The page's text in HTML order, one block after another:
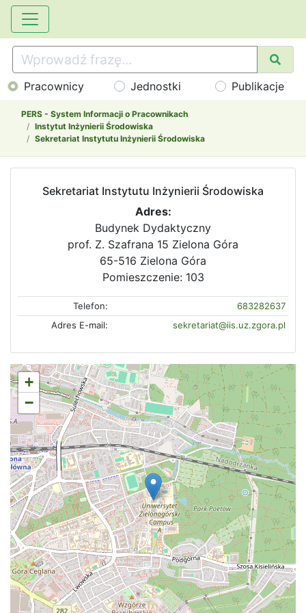
Pracownicy Jednostki Publikacje
PERS - System Informacji o Pracownikach
Instytut Inżynierii Środowiska
Sekretariat Instytutu Inżynierii Środowiska
Sekretariat Instytutu Inżynierii Środowiska
Adres:
Budynek Dydaktyczny
prof. Z. Szafrana 15 Zielona Góra
65-516 Zielona Góra
Pomieszczenie: 103
Telefon:
683282637
Adres E-mail:
sekretariat@iis.uz.zgora.pl
+
−